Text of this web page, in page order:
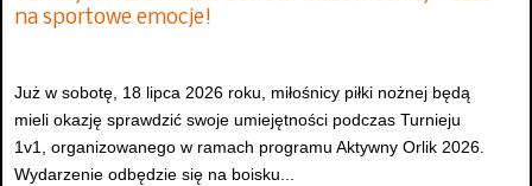
na sportowe emocje!
Już w sobotę, 18 lipca 2026 roku, miłośnicy piłki nożnej będą
mieli okazję sprawdzić swoje umiejętności podczas Turnieju
1v1, organizowanego w ramach programu Aktywny Orlik 2026.
Wydarzenie odbędzie się na boisku...